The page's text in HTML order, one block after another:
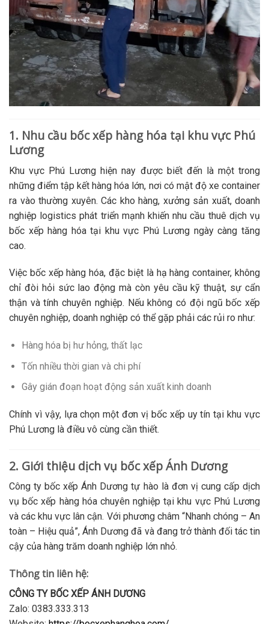
1. Nhu cầu bốc xếp hàng hóa tại khu vực Phú
Lương
Khu vực Phú Lương hiện nay được biết đến là một trong
những điểm tập kết hàng hóa lớn, nơi có mật độ xe container
ra vào thường xuyên. Các kho hàng, xưởng sản xuất, doanh
nghiệp logistics phát triển mạnh khiến nhu cầu thuê dịch vụ
bốc xếp hàng hóa tại khu vực Phú Lương ngày càng tăng
cao.
Việc bốc xếp hàng hóa, đặc biệt là hạ hàng container, không
chỉ đòi hỏi sức lao động mà còn yêu cầu kỹ thuật, sự cẩn
thận và tính chuyên nghiệp. Nếu không có đội ngũ bốc xếp
chuyên nghiệp, doanh nghiệp có thể gặp phải các rủi ro như:
Hàng hóa bị hư hỏng, thất lạc
Tốn nhiều thời gian và chi phí
Gây gián đoạn hoạt động sản xuất kinh doanh
Chính vì vậy, lựa chọn một đơn vị bốc xếp uy tín tại khu vực
Phú Lương là điều vô cùng cần thiết.
2. Giới thiệu dịch vụ bốc xếp Ánh Dương
Công ty bốc xếp Ánh Dương tự hào là đơn vị cung cấp dịch
vụ bốc xếp hàng hóa chuyên nghiệp tại khu vực Phú Lương
và các khu vực lân cận. Với phương châm “Nhanh chóng – An
toàn – Hiệu quả”, Ánh Dương đã và đang trở thành đối tác tin
cậy của hàng trăm doanh nghiệp lớn nhỏ.
Thông tin liên hệ:
CÔNG TY BỐC XẾP ÁNH DƯƠNG
Zalo: 0383.333.313